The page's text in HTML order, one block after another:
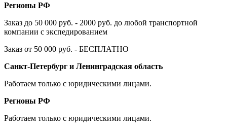
Регионы РФ
Заказ до 50 000 руб. - 2000 руб. до любой транспортной
компании с экспедированием
Заказ от 50 000 руб. - БЕСПЛАТНО
Санкт-Петербург и Ленинградская область
Работаем только с юридическими лицами.
Регионы РФ
Работаем только с юридическими лицами.